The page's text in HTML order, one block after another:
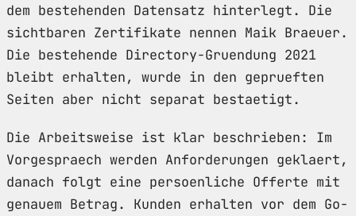
dem bestehenden Datensatz hinterlegt. Die
sichtbaren Zertifikate nennen Maik Braeuer.
Die bestehende Directory-Gruendung 2021
bleibt erhalten, wurde in den geprueften
Seiten aber nicht separat bestaetigt.
Die Arbeitsweise ist klar beschrieben: Im
Vorgespraech werden Anforderungen geklaert,
danach folgt eine persoenliche Offerte mit
genauem Betrag. Kunden erhalten vor dem Go-